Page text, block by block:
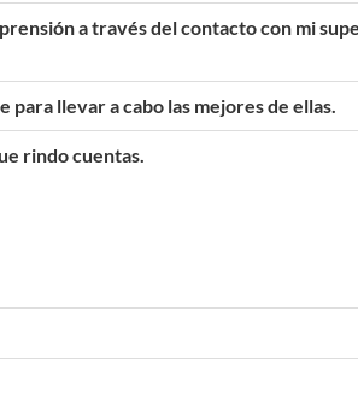
a través del contacto con mi
para llevar a cabo las mejores de ellas.
rindo cuentas.